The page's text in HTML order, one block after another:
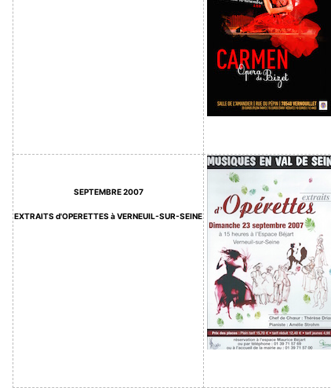
SEPTEMBRE 2007
EXTRAITS d'OPERETTES à VERNEUIL-SUR-SEINE